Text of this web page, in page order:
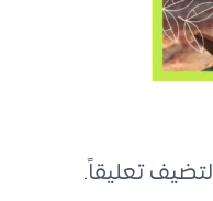
لتضيف تعليقاً.